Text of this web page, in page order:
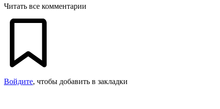
Читать все комментарии
Войдите, чтобы добавить в закладки